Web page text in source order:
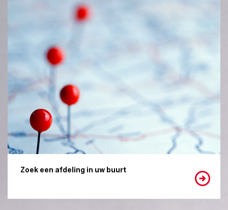
Zoek een afdeling in uw buurt